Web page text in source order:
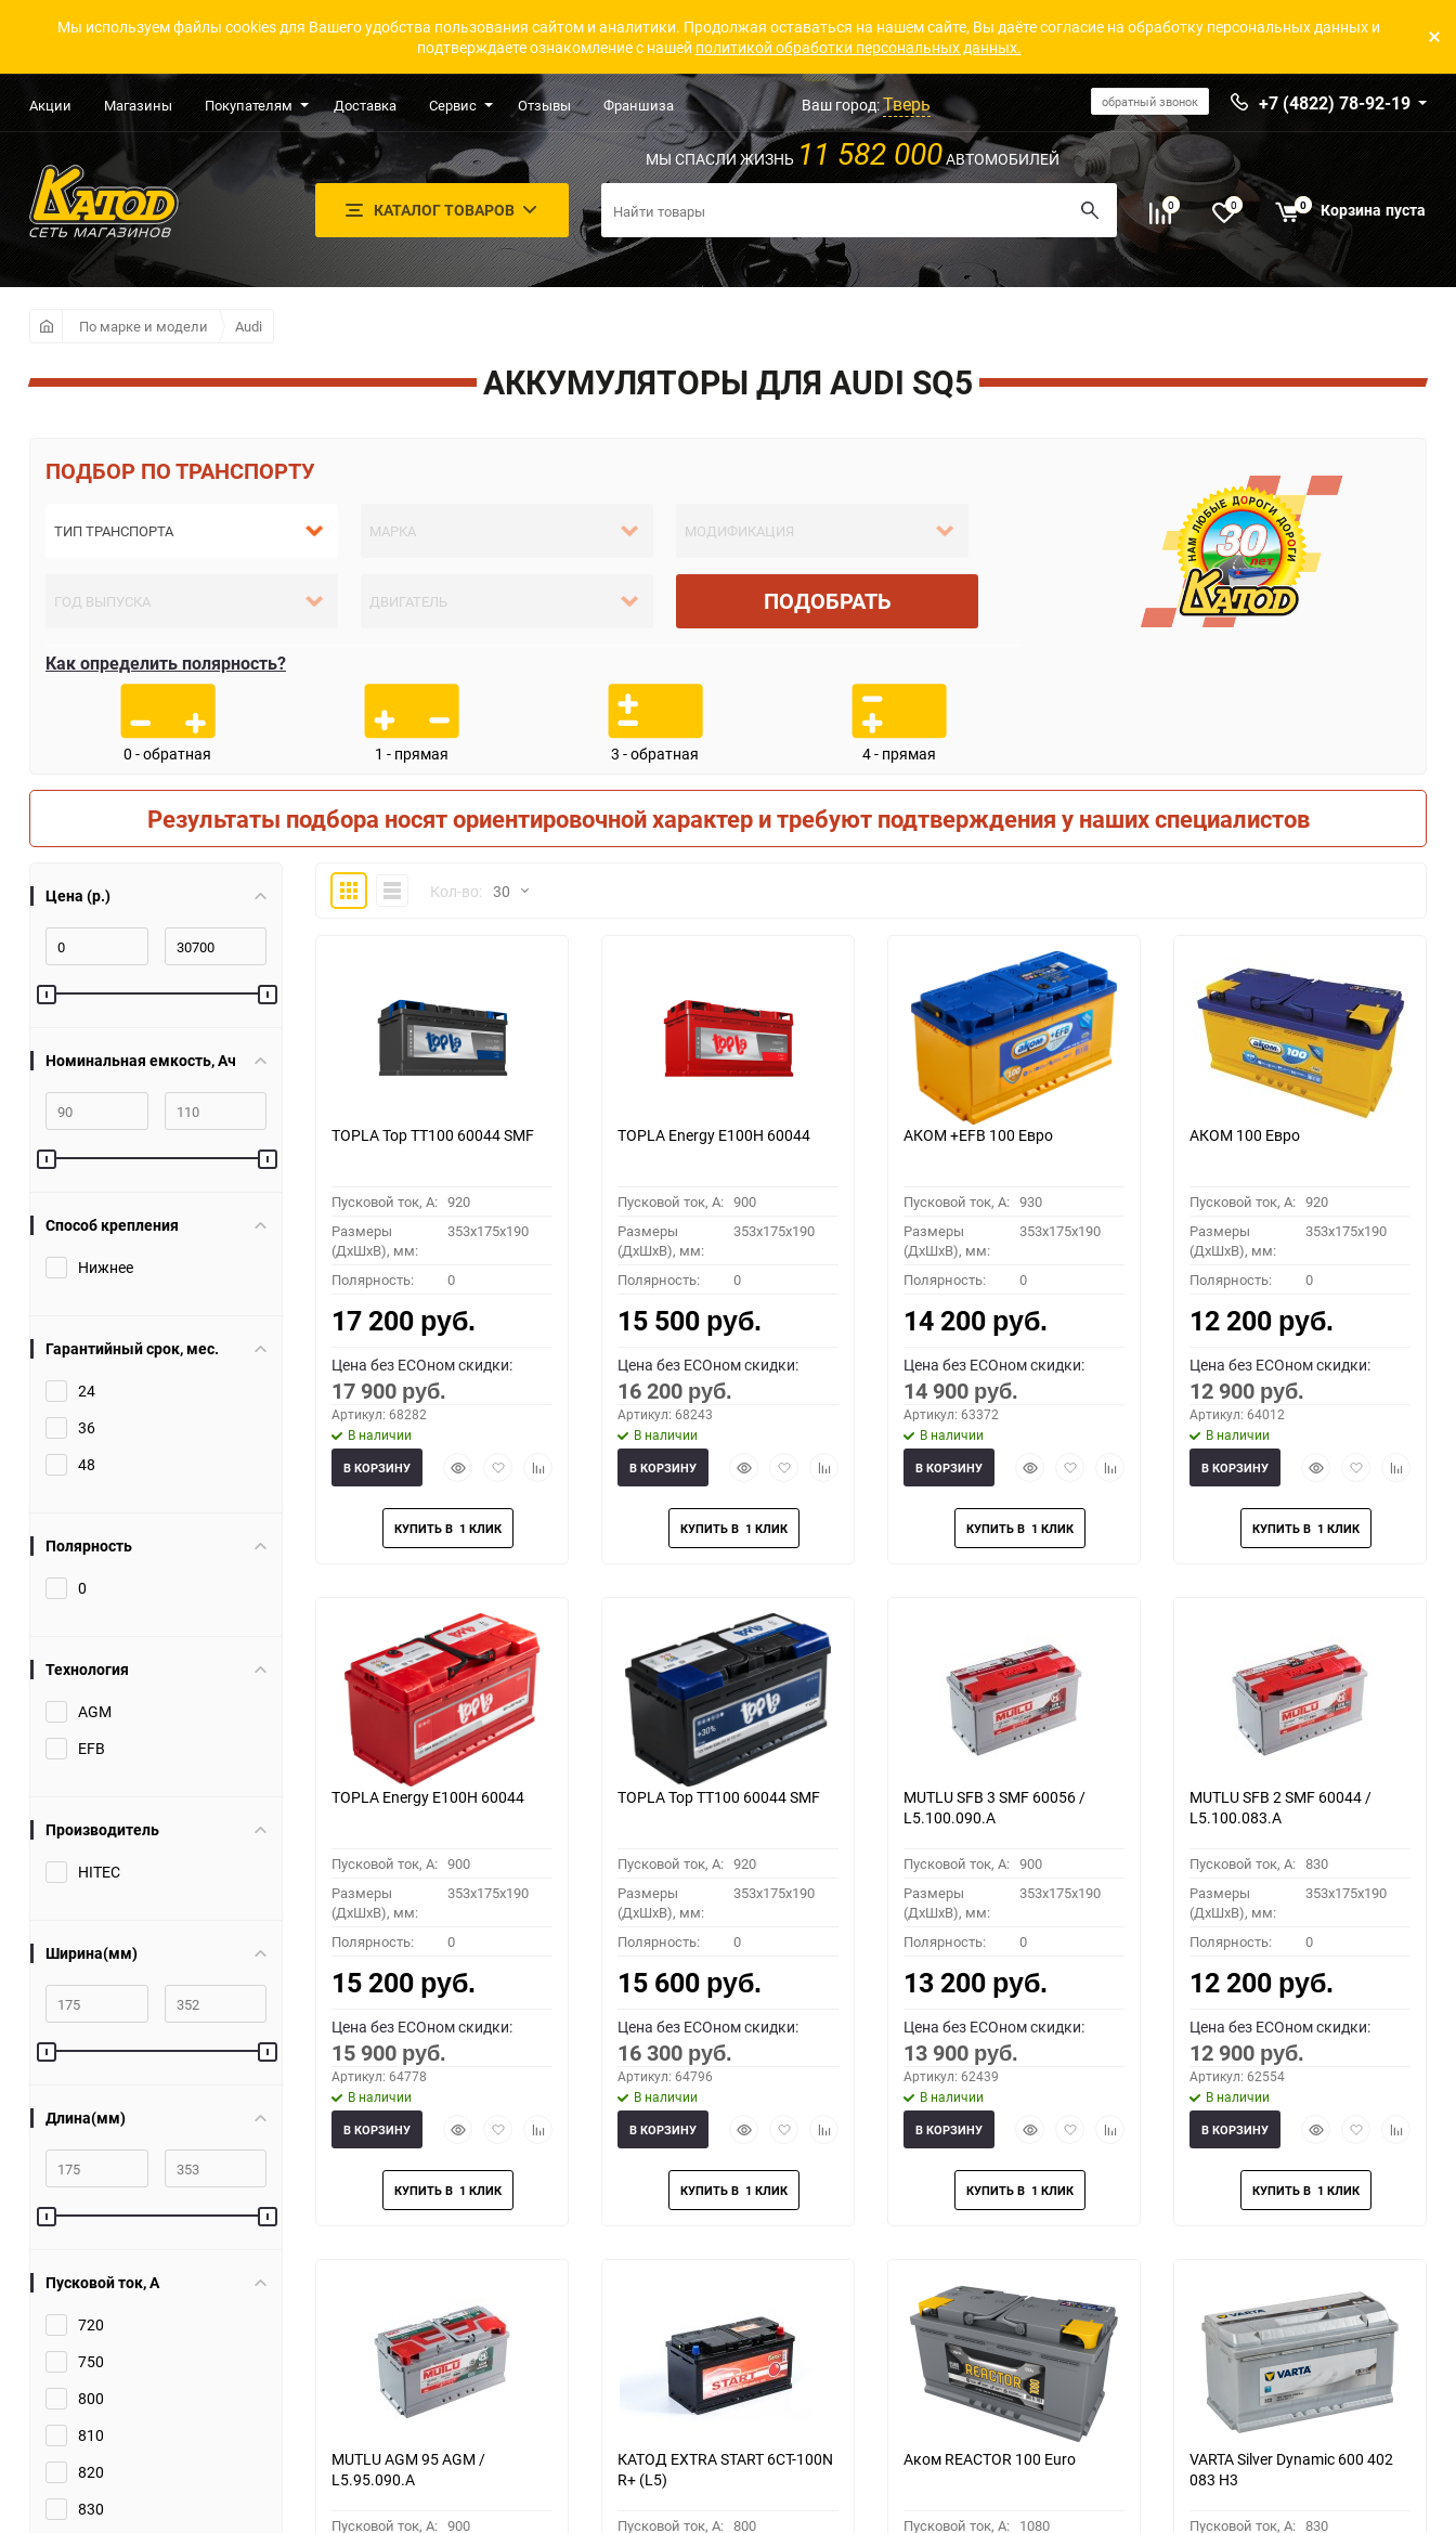
Мы используем файлы cookies для Вашего удобства пользования сайтом и аналитики. Продолжая оставаться на нашем сайте, Вы даёте согласие на обработку персональных данных и
подтверждаете ознакомление с нашей политикой обработки персональных данных.
Акции Магазины Покупателям Доставка Сервис Отзывы Франшиза Ваш город:Тверь обратный звонок +7 (4822) 78-92-19
КАТАЛОГ ТОВАРОВ
МЫ СПАСЛИ ЖИЗНЬ 11 582 000АВТОМОБИЛЕЙ
0 0 0 Корзина пуста
По марке и модели Audi
АККУМУЛЯТОРЫ ДЛЯ AUDI SQ5
ПО ТРАНСПОРТУ
ПОДОБРАТЬ
Как определить полярность?
0 - обратная 1 - прямая 3 - обратная 4 - прямая
Результаты подбора носят ориентировочной характер и требуют подтверждения у наших специалистов
Цена (р.)
Номинальная емкость, Ач
Способ крепления
Нижнее
Гарантийный срок, мес.
24
36
48
Полярность
0
Технология
AGM
EFB
Производитель
HITEC
Ширина(мм)
Длина(мм)
Пусковой ток, A
720
750
800
810
820
830
ПлиткаКомпактноКол-во: 30
60
90
TOPLA Top TT100 60044 SMF
Пусковой ток, A: 920
Размеры
(ДхШхВ), мм:
353x175x190
Полярность: 0
17 200 руб.
Цена без ECOном скидки:
17 900 руб.
Артикул: 68282
В наличии
БыстрыйДобавить
избранное
Добавить
В КОРЗИНУ
TOPLA Energy E100H 60044
Пусковой ток, A: 900
Размеры
(ДхШхВ), мм:
353x175x190
Полярность: 0
15 500 руб.
Цена без ECOном скидки:
16 200 руб.
Артикул: 68243
В наличии
БыстрыйДобавить
избранное
Добавить
В КОРЗИНУ
АКОМ +EFB 100 Евро
Пусковой ток, A: 930
Размеры
(ДхШхВ), мм:
353x175x190
Полярность: 0
14 200 руб.
Цена без ECOном скидки:
14 900 руб.
Артикул: 63372
В наличии
БыстрыйДобавить
избранное
Добавить
В КОРЗИНУ
АКОМ 100 Евро
Пусковой ток, A: 920
Размеры
(ДхШхВ), мм:
353x175x190
Полярность: 0
12 200 руб.
Цена без ECOном скидки:
12 900 руб.
Артикул: 64012
В наличии
БыстрыйДобавить
избранное
Добавить
В КОРЗИНУ
TOPLA Energy E100H 60044
Пусковой ток, A: 900
Размеры
(ДхШхВ), мм:
353x175x190
Полярность: 0
15 200 руб.
Цена без ECOном скидки:
15 900 руб.
Артикул: 64778
В наличии
БыстрыйДобавить
избранное
Добавить
В КОРЗИНУ
TOPLA Top TT100 60044 SMF
Пусковой ток, A: 920
Размеры
(ДхШхВ), мм:
353x175x190
Полярность: 0
15 600 руб.
Цена без ECOном скидки:
16 300 руб.
Артикул: 64796
В наличии
БыстрыйДобавить
избранное
Добавить
В КОРЗИНУ
MUTLU SFB 3 SMF 60056 /
L5.100.090.A
Пусковой ток, A: 900
Размеры
(ДхШхВ), мм:
353x175x190
Полярность: 0
13 200 руб.
Цена без ECOном скидки:
13 900 руб.
Артикул: 62439
В наличии
БыстрыйДобавить
избранное
Добавить
В КОРЗИНУ
MUTLU SFB 2 SMF 60044 /
L5.100.083.A
Пусковой ток, A: 830
Размеры
(ДхШхВ), мм:
353x175x190
Полярность: 0
12 200 руб.
Цена без ECOном скидки:
12 900 руб.
Артикул: 62554
В наличии
БыстрыйДобавить
избранное
Добавить
В КОРЗИНУ
MUTLU AGM 95 AGM /
L5.95.090.A
Пусковой ток, A: 900
КАТОД EXTRA START 6СТ-100N
R+ (L5)
Пусковой ток, A: 800
Аком REACTOR 100 Euro
Пусковой ток, A: 1080
VARTA Silver Dynamic 600 402
083 H3
Пусковой ток, A: 830